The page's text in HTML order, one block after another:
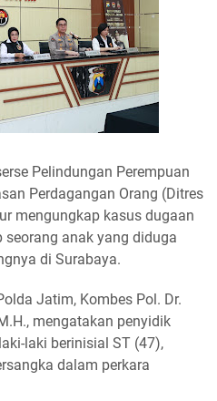
Pelindungan Perempuan
Perdagangan Orang (Ditres
mengungkap kasus dugaan
seorang anak yang diduga
di Surabaya.
Jatim, Kombes Pol. Dr.
mengatakan penyidik
laki berinisial ST (47),
dalam perkara